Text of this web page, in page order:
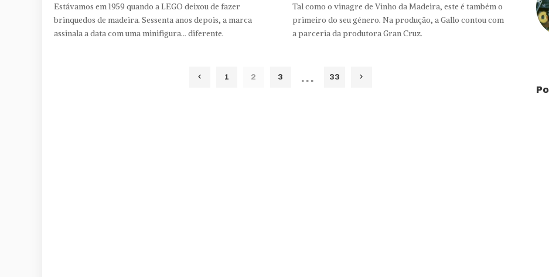
Estávamos em 1959 quando a LEGO deixou de fazer
brinquedos de madeira. Sessenta anos depois, a marca
assinala a data com uma minifigura... diferente.
Tal como o vinagre de Vinho da Madeira, este é também o
primeiro do seu género. Na produção, a Gallo contou com
a parceria da produtora Gran Cruz.
1 2 3 … 33